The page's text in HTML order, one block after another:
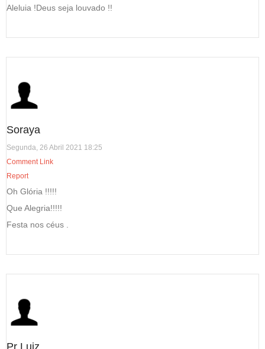
Aleluia !Deus seja louvado !!
Soraya
Segunda, 26 Abril 2021 18:25
Comment Link
Report
Oh Glória !!!!!
Que Alegria!!!!!
Festa nos céus .
Pr Luiz